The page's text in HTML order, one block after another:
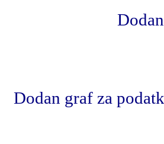
Dodan graf za